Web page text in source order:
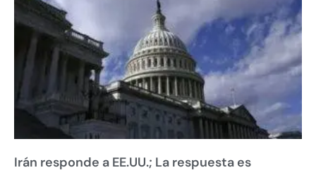
Irán responde a EE.UU.; La respuesta es